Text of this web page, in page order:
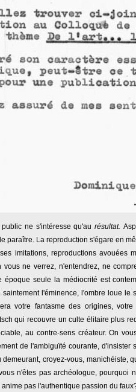
ne s'intéresse qu'au résultat.
paraître. La reproduction s'égare en
imitations, reproductions avouées
ne verrez, n'entendrez, ne
seule la médiocrité est
l'éminence, l'ombre loue le
votre fantasme des origines,
qui recouvre un culte élitaire plus
au contre-sens créateur. On
de l'ambiguïté courante, d'insister
croyez-vous, manichéiste,
n'êtes pas archéologue, pourquoi
pas l'authentique passion du